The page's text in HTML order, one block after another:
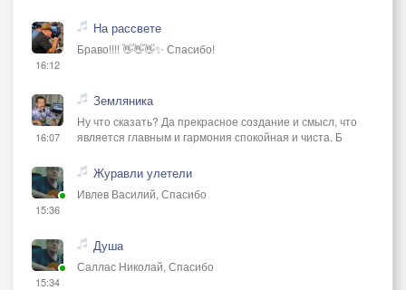
16:12
На рассвете
Браво!!!! 👋👋👋✨ Спасибо!
16:07
Земляника
Ну что сказать? Да прекрасное создание и смысл, что
является главным и гармония спокойная и чиста. Б
15:36
Журавли улетели
Ивлев Василий, Спасибо
15:34
Душа
Саллас Николай, Спасибо